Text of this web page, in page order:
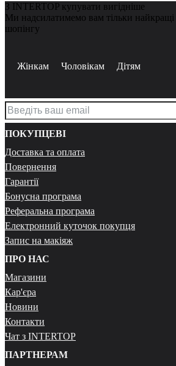
З INTERTOP купувати вигідніше
Ми надсилатимемо вам тільки найкращі
шопінгу
Жінкам Чоловікам Дітям
ПОКУПЦЕВІ
Доставка та оплата
Повернення
Гарантії
Бонусна програма
Реферальна програма
Електронний куточок покупця
Запис на макіяж
ПРО НАС
Магазини
Кар'єра
Новини
Контакти
Чат з INTERTOP
ПАРТНЕРАМ